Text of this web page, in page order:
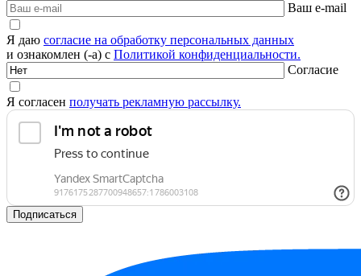
Ваш e-mail
Я даю согласие на обработку персональных данных
и ознакомлен (-а) с Политикой конфиденциальности.
Согласие
Я согласен получать рекламную рассылку.